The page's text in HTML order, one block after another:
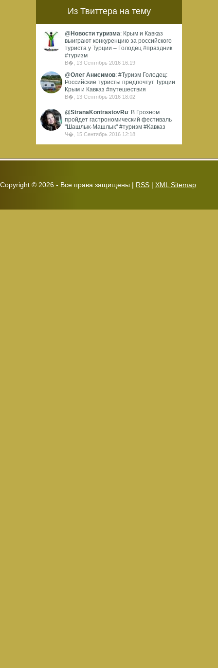
классифицированных...
Из Твиттера на тему
@ Новости туризма: Крым и Кавказ
выиграют конкуренцию за российского
туриста у Турции – Голодец #праздник
#туризм
В�, 13 Сентябрь 2016 16:19
@Олег Анисимов: #Туризм Голодец:
Российские туристы предпочтут Турции
Крым и Кавказ #путешествия
В�, 13 Сентябрь 2016 18:02
@StranaKontrastovRu: В Грозном
пройдет гастрономический фестиваль
"Шашлык-Машлык" #туризм #Кавказ
Ч�, 15 Сентябрь 2016 12:18
Copyright © 2026 - Все права защищены | RSS | XML Sitemap